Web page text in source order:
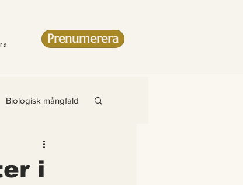
Prenumerera
Biologisk mångfald
i